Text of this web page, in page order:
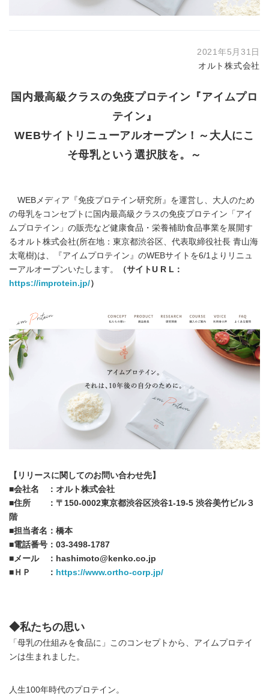
2021年5月31日
オルト株式会社
国内最高級クラスの免疫プロテイン『アイムプロ
テイン』
WEBサイトリニューアルオープン！～大人にこ
そ母乳という選択肢を。～
WEBメディア『免疫プロテイン研究所』を運営し、大人のため
の母乳をコンセプトに国内最高級クラスの免疫プロテイン「アイ
ムプロテイン」の販売など健康食品・栄養補助食品事業を展開す
るオルト株式会社(所在地：東京都渋谷区、代表取締役社長 青山海
太竜樹)は、『アイムプロテイン』のWEBサイトを6/1よりリニュ
ーアルオープンいたします。
（サイトU R L：
https://improtein.jp/）
【リリースに関してのお問い合わせ先】
■会社名 ：オルト株式会社
■住所 ：〒150-0002東京都渋谷区渋谷1-19-5 渋谷美竹ビル３
階
■担当者名：橋本
■電話番号：03-3498-1787
■メール ：hashimoto@kenko.co.jp
■ＨＰ ： https://www.ortho-corp.jp/
◆私たちの思い
「母乳の仕組みを食品に」このコンセプトから、アイムプロテイ
ンは生まれました。
人生100年時代のプロテイン。